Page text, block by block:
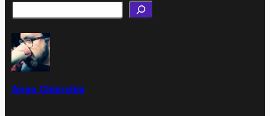
e
s
Ange Chierchia